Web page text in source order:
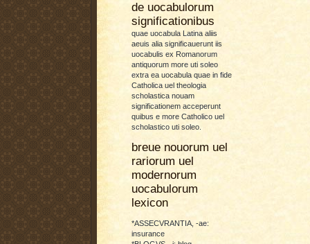
de uocabulorum
significationibus
quae uocabula Latina aliis
aeuis alia significauerunt iis
uocabulis ex Romanorum
antiquorum more uti soleo
extra ea uocabula quae in fide
Catholica uel theologia
scholastica nouam
significationem acceperunt
quibus e more Catholico uel
scholastico uti soleo.
breue nouorum uel
rariorum uel
modernorum
uocabulorum
lexicon
*ASSECVRANTIA, -ae:
insurance